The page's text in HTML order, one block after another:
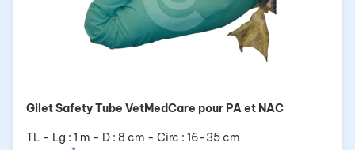
Gilet Safety Tube VetMedCare pour PA et NAC
TL - Lg : 1 m - D : 8 cm - Circ : 16-35 cm